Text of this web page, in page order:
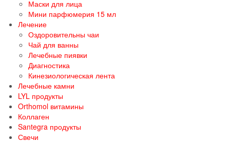
Маски для лица
Мини парфюмерия 15 мл
Лечение
Оздоровительны чаи
Чай для ванны
Лечебные пиявки
Диагностика
Кинезиологическая лента
Лечебные камни
LYL продукты
Orthomol витамины
Коллаген
Santegra продукты
Свечи